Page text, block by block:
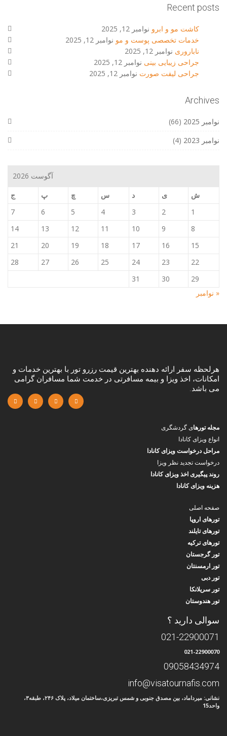
Recent posts
کاشت مو و ابرو نوامبر 12, 2025
خدمات تخصصی پوست و مو نوامبر 12, 2025
ناباروری نوامبر 12, 2025
جراحی زیبایی بینی نوامبر 12, 2025
جراحی لیفت صورت نوامبر 12, 2025
Archives
نوامبر 2025
(66)
نوامبر 2023
(4)
آگوست 2026
ش
ی د س چ پ
ج
1
2
3
4
5
6
7
8
9
10
11
12
13
14
15
16
17
18
19
20
21
22
23
24
25
26
27
28
29
30
31
« نوامبر
هرلحظه سفر ارائه دهنده بهترین قیمت رزرو تور با بهترین خدمات و
امکانات، اخذ ویزا و بیمه مسافرتی در خدمت شما مسافران گرامی
می باشد.
مجله تورهای گردشگری
انواع ویزای کانادا
مراحل درخواست ویزای کانادا
درخواست تجدید نظر ویزا
روند پیگیری اخذ ویزای کانادا
هزینه ویزای کانادا
صفحه اصلی
تورهای اروپا
تورهای تایلند
تورهای ترکیه
تور گرجستان
تور ارمسنتان
تور دبی
تور سریلانکا
تور هندوستان
سوالی دارید ؟
021-22900071
021-22900070
09058434974
info@visatournafis.com
نشانی: میرداماد، بین مصدق جنوبی و شمس تبریزی،ساختمان میلاد، پلاک ۲۴۶، طبقه۳،
واحد15